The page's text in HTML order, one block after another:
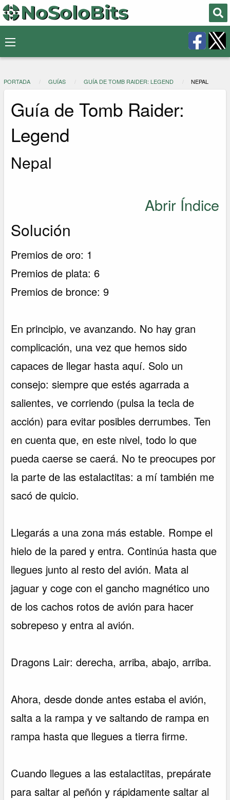
PORTADA GUÍAS GUÍA DE TOMB RAIDER: LEGEND NEPAL
Guía de Tomb Raider:
Legend
Nepal
Abrir Índice
Solución
Premios de oro: 1
Premios de plata: 6
Premios de bronce: 9
En principio, ve avanzando. No hay gran
complicación, una vez que hemos sido
capaces de llegar hasta aquí. Solo un
consejo: siempre que estés agarrada a
salientes, ve corriendo (pulsa la tecla de
acción) para evitar posibles derrumbes. Ten
en cuenta que, en este nivel, todo lo que
pueda caerse se caerá. No te preocupes por
la parte de las estalactitas: a mí también me
sacó de quicio.
Llegarás a una zona más estable. Rompe el
hielo de la pared y entra. Continúa hasta que
llegues junto al resto del avión. Mata al
jaguar y coge con el gancho magnético uno
de los cachos rotos de avión para hacer
sobrepeso y entra al avión.
Dragons Lair: derecha, arriba, abajo, arriba.
Ahora, desde donde antes estaba el avión,
salta a la rampa y ve saltando de rampa en
rampa hasta que llegues a tierra firme.
Cuando llegues a las estalactitas, prepárate
para saltar al peñón y rápidamente saltar al